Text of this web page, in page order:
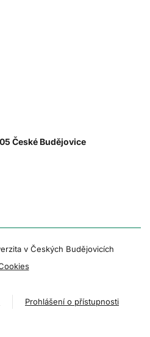
České Budějovice
v Českých Budějovicích
Prohlášení o přístupnosti